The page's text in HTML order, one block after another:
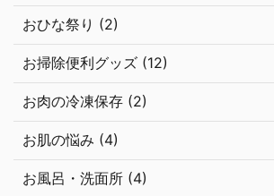
おひな祭り (2)
お掃除便利グッズ (12)
お肉の冷凍保存 (2)
お肌の悩み (4)
お風呂・洗面所 (4)